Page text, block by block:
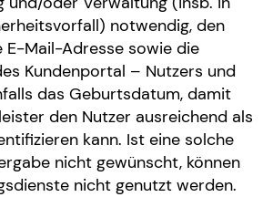
notwendig, den
E-Mail-Adresse sowie die
Kundenportal – Nutzers und
das Geburtsdatum, damit
den Nutzer ausreichend als
kann. Ist eine solche
nicht gewünscht, können
nicht genutzt werden.